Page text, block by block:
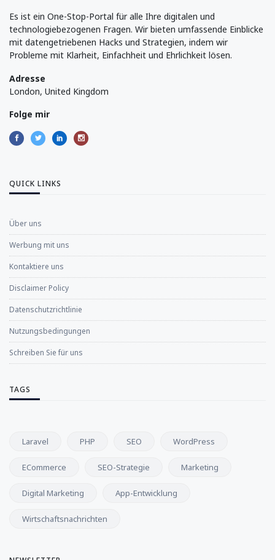
Es ist ein One-Stop-Portal für alle Ihre digitalen und
technologiebezogenen Fragen. Wir bieten umfassende Einblicke
mit datengetriebenen Hacks und Strategien, indem wir
Probleme mit Klarheit, Einfachheit und Ehrlichkeit lösen.
Adresse
London, United Kingdom
Folge mir
QUICK LINKS
Über uns
Werbung mit uns
Kontaktiere uns
Disclaimer Policy
Datenschutzrichtlinie
Nutzungsbedingungen
Schreiben Sie für uns
TAGS
Laravel PHP SEO WordPress
ECommerce SEO-Strategie Marketing
Digital Marketing App-Entwicklung
Wirtschaftsnachrichten